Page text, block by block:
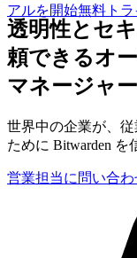
アルを開始無料ト
透明性とセ
頼できるオ
マネージャー
世界中の企業が、
ために Bitwarden を
営業担当に問い合わ